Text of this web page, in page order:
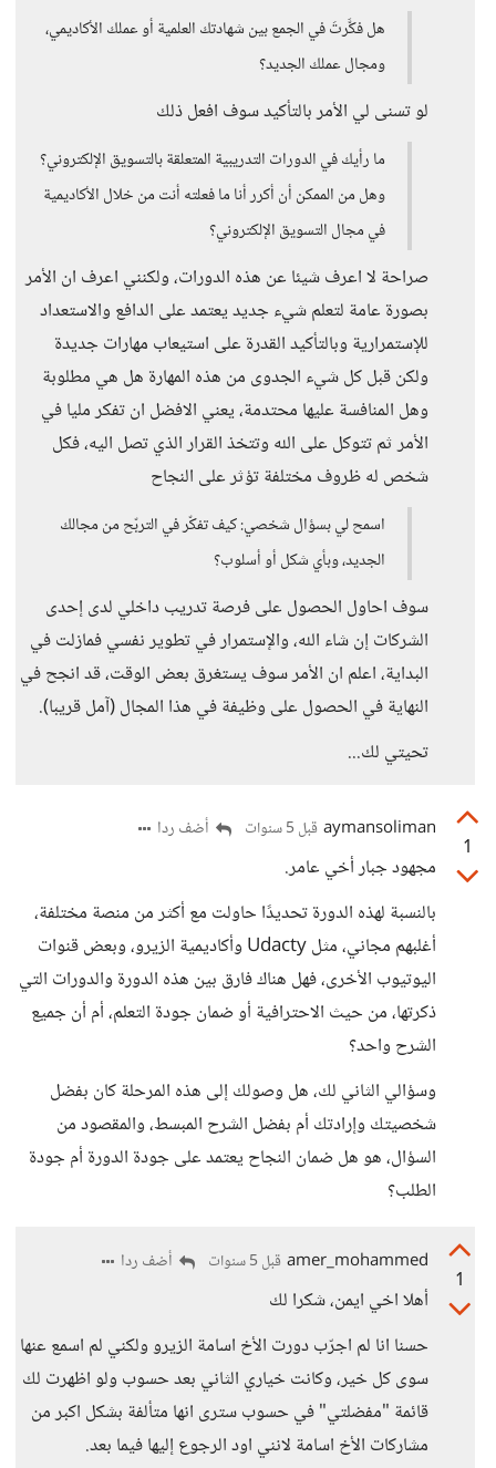
هل فكَّرتَ في الجمع بين شهادتك العلمية أو عملك الأكاديمي،
ومجال عملك الجديد؟
لو تسنى لي الأمر بالتأكيد سوف افعل ذلك
ما رأيك في الدورات التدريبية المتعلقة بالتسويق الإلكتروني؟
وهل من الممكن أن أكرر أنا ما فعلته أنت من خلال الأكاديمية
في مجال التسويق الإلكتروني؟
صراحة لا اعرف شيئا عن هذه الدورات، ولكنني اعرف ان الأمر
بصورة عامة لتعلم شيء جديد يعتمد على الدافع والاستعداد
للإستمرارية وبالتأكيد القدرة على استيعاب مهارات جديدة
ولكن قبل كل شيء الجدوى من هذه المهارة هل هي مطلوبة
وهل المنافسة عليها محتدمة، يعني الافضل ان تفكر مليا في
الأمر ثم تتوكل على الله وتتخذ القرار الذي تصل اليه، فكل
شخص له ظروف مختلفة تؤثر على النجاح
اسمح لي بسؤال شخصي: كيف تفكّر في التربّح من مجالك
الجديد، وبأي شكل أو أسلوب؟
سوف احاول الحصول على فرصة تدريب داخلي لدى إحدى
الشركات إن شاء الله، والإستمرار في تطوير نفسي فمازلت في
البداية، اعلم ان الأمر سوف يستغرق بعض الوقت، قد انجح في
النهاية في الحصول على وظيفة في هذا المجال (آمل قريبا).
تحيتي لك...
1
aymansoliman قبل 5 سنوات أضف ردا
مجهود جبار أخي عامر.
بالنسبة لهذه الدورة تحديدًا حاولت مع أكثر من منصة مختلفة،
أغلبهم مجاني، مثل Udacty وأكاديمية الزيرو، وبعض قنوات
اليوتيوب الأخرى، فهل هناك فارق بين هذه الدورة والدورات التي
ذكرتها، من حيث الاحترافية أو ضمان جودة التعلم، أم أن جميع
الشرح واحد؟
وسؤالي الثاني لك، هل وصولك إلى هذه المرحلة كان بفضل
شخصيتك وإرادتك أم بفضل الشرح المبسط، والمقصود من
السؤال، هو هل ضمان النجاح يعتمد على جودة الدورة أم جودة
الطلب؟
1
amer_mohammed قبل 5 سنوات أضف ردا
أهلا اخي ايمن، شكرا لك
حسنا انا لم اجرّب دورت الأخ اسامة الزيرو ولكني لم اسمع عنها
سوى كل خير، وكانت خياري الثاني بعد حسوب ولو اظهرت لك
قائمة "مفضلتي" في حسوب سترى انها متألفة بشكل اكبر من
مشاركات الأخ اسامة لانني اود الرجوع إليها فيما بعد.